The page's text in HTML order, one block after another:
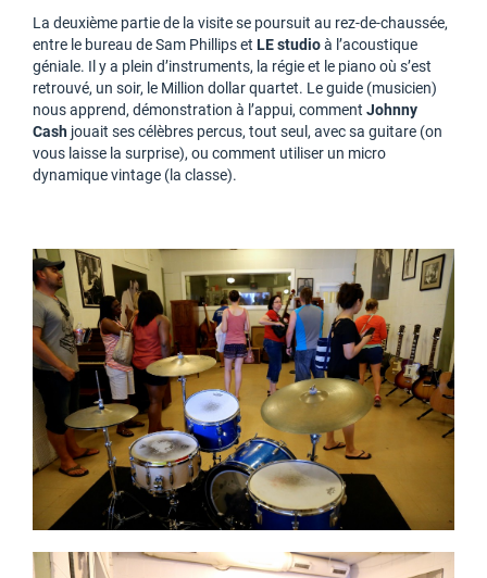
La deuxième partie de la visite se poursuit au rez-de-chaussée,
entre le bureau de Sam Phillips et LE studioà l’acoustique
géniale. Il y a plein d’instruments, la régie et le piano où s’est
retrouvé, un soir, le Million dollar quartet. Le guide (musicien)
nous apprend, démonstration à l’appui, comment Johnny
Cash jouait ses célèbres percus, tout seul, avec sa guitare (on
vous laisse la surprise), ou comment utiliser un micro
dynamique vintage (la classe).